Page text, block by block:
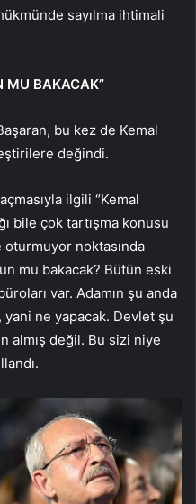
sayılma ihtimali
MU BAKACAK”
bu kez de Kemal
değindi.
ilgili “Kemal
bile çok tartışma konusu
noktasında
mu bakacak? Bütün eski
var. Adamın şu anda
ne yapacak. Devlet şu
almış değil. Bu sizi niye